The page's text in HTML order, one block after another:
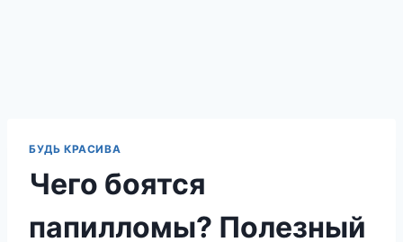
БУДЬ КРАСИВА
Чего боятся
папилломы? Полезный